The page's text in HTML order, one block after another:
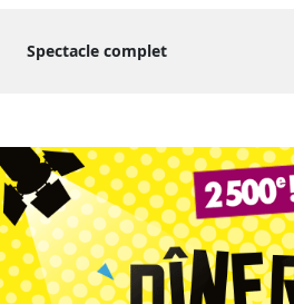
Spectacle complet